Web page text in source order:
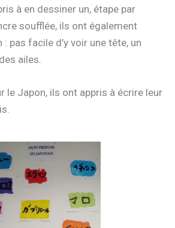
à en dessiner un, étape par
soufflée, ils ont également
pas facile d’y voir une tête, un
ailes.
le Japon, ils ont appris à écrire leur